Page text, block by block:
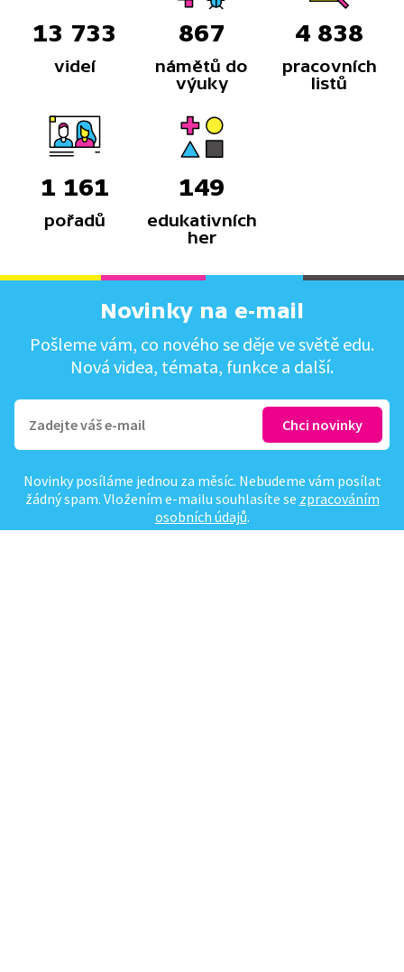
13 733
videí
867
námětů do
výuky
4 838
pracovních
listů
1 161
pořadů
149
edukativních
her
Novinky na e-mail
Pošleme vám, co nového se děje ve světě edu.
Nová videa, témata, funkce a další.
Novinky posíláme jednou za měsíc. Nebudeme vám posílat
žádný spam. Vložením e-mailu souhlasíte se zpracováním
osobních údajů.